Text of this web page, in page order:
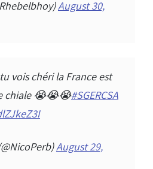
August 30,
vois chéri la France est
chiale 😭😭😭#SGERCSA
August 29,